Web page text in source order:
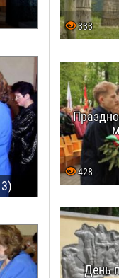
333
428
День